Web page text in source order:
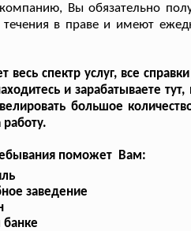
Вы обязательно
течения в праве и имеют
весь спектр услуг, все
и зарабатываете
большое
поможет Вам:
заведение
банке